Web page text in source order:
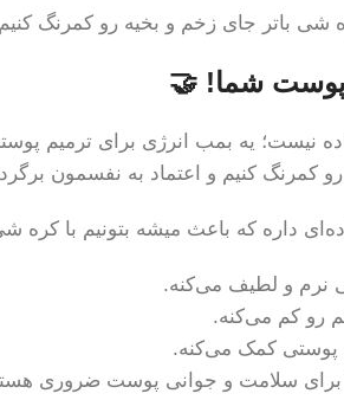
باتر جای زخم و بخیه رو کمرنگ
پوست شما! 🤝
یه بمب انرژی برای ترمیم
کمرنگ کنیم و اعتماد به نفسمون
داره که باعث میشه بتونیم با کره
و لطیف می‌کنه.
رو کم می‌کنه.
پوستی کمک می‌کنه.
برای سلامت و جوانی پوست ضروری